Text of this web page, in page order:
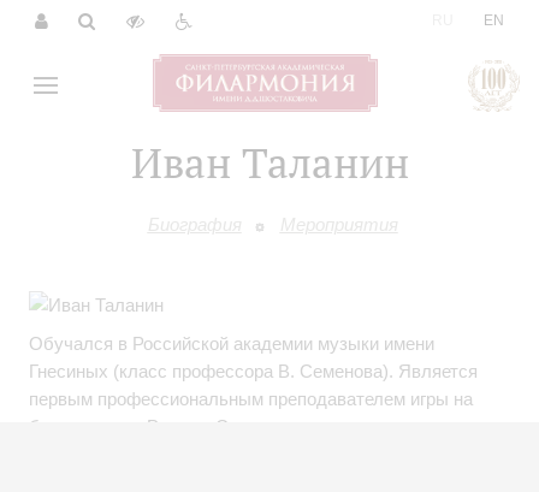
EN
Иван Таланин
Биография Мероприятия
Обучался в Российской академии музыки имени
Гнесиных (класс профессора В. Семенова). Является
первым профессиональным преподавателем игры на
бандонеоне в России. Сотрудничал с известными